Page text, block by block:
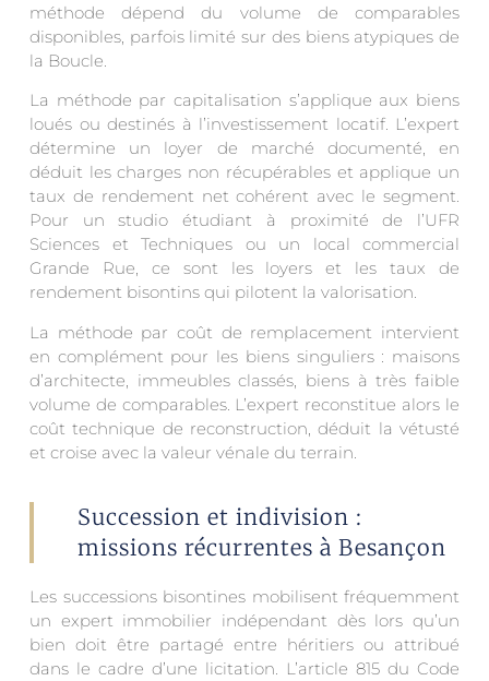
méthode dépend du volume de comparables
disponibles, parfois limité sur des biens atypiques de
la Boucle.
La méthode par capitalisation s’applique aux biens
loués ou destinés à l’investissement locatif. L’expert
détermine un loyer de marché documenté, en
déduit les charges non récupérables et applique un
taux de rendement net cohérent avec le segment.
Pour un studio étudiant à proximité de l’UFR
Sciences et Techniques ou un local commercial
Grande Rue, ce sont les loyers et les taux de
rendement bisontins qui pilotent la valorisation.
La méthode par coût de remplacement intervient
en complément pour les biens singuliers : maisons
d’architecte, immeubles classés, biens à très faible
volume de comparables. L’expert reconstitue alors le
coût technique de reconstruction, déduit la vétusté
et croise avec la valeur vénale du terrain.
Succession et indivision :
missions récurrentes à Besançon
Les successions bisontines mobilisent fréquemment
un expert immobilier indépendant dès lors qu’un
bien doit être partagé entre héritiers ou attribué
dans le cadre d’une licitation. L’article 815 du Code